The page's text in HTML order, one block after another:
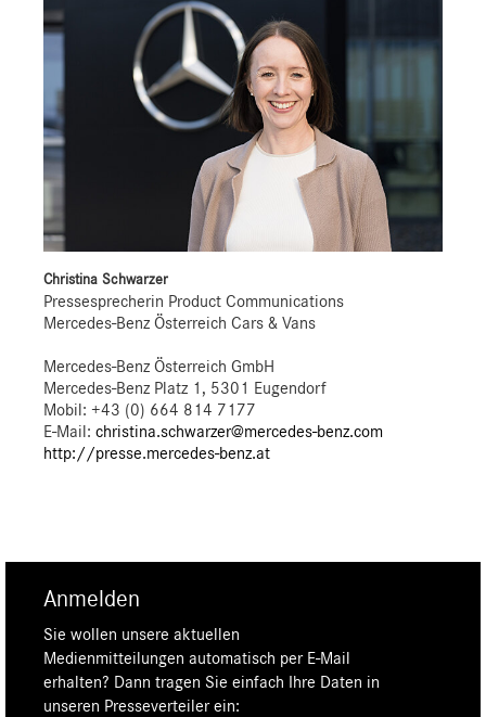
Christina Schwarzer
Pressesprecherin Product Communications
Mercedes-Benz Österreich Cars & Vans
Mercedes-Benz Österreich GmbH
Mercedes-Benz Platz 1, 5301 Eugendorf
Mobil: +43 (0) 664 814 7177
E-Mail: christina.schwarzer@mercedes-benz.com
http://presse.mercedes-benz.at
Anmelden
Sie wollen unsere aktuellen
Medienmitteilungen automatisch per E-Mail
erhalten? Dann tragen Sie einfach Ihre Daten in
unseren Presseverteiler ein: